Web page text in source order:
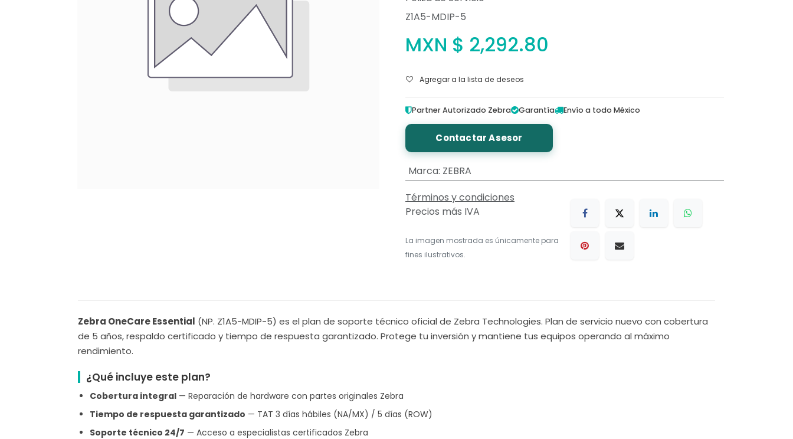
Z1A5-MDIP-5
MXN $ 2,292.80
Agregar a la lista de deseos
Partner Autorizado Zebra Garantía Envío a todo México
Contactar Asesor
Marca: ZEBRA
Términos y condiciones
Precios más IVA
La imagen mostrada es únicamente para
fines ilustrativos.
Zebra OneCare Essential (NP. Z1A5-MDIP-5) es el plan de soporte técnico oficial de Zebra Technologies. Plan de servicio nuevo con cobertura
de 5 años, respaldo certificado y tiempo de respuesta garantizado. Protege tu inversión y mantiene tus equipos operando al máximo
rendimiento.
¿Qué incluye este plan?
Cobertura integral — Reparación de hardware con partes originales Zebra
Tiempo de respuesta garantizado — TAT 3 días hábiles (NA/MX) / 5 días (ROW)
Soporte técnico 24/7 — Acceso a especialistas certificados Zebra